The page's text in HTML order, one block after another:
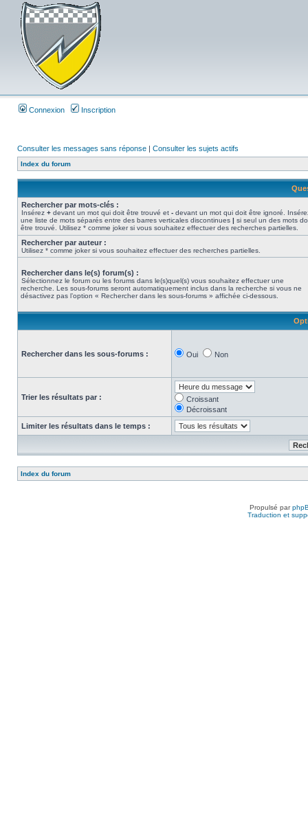
Connexion Inscription
Consulter les messages sans réponse | Consulter les sujets actifs
Index du forum
Rechercher par mots-clés :
Insérez + devant un mot qui doit être trouvé et - devant un mot qui doit être ignoré.
une liste de mots séparés entre des barres verticales discontinues | si seul un des mots
être trouvé. Utilisez * comme joker si vous souhaitez effectuer des recherches partielles.
Rechercher par auteur :
Utilisez * comme joker si vous souhaitez effectuer des recherches partielles.
Rechercher dans le(s) forum(s) :
Sélectionnez le forum ou les forums dans le(s)quel(s) vous souhaitez effectuer une
recherche. Les sous-forums seront automatiquement inclus dans la recherche si vous ne
désactivez pas l’option « Rechercher dans les sous-forums » affichée ci-dessous.
Rechercher dans les sous-forums : Oui Non
Trier les résultats par :
Croissant
Décroissant
Limiter les résultats dans le temps :
Index du forum
Propulsé par
Traduction et